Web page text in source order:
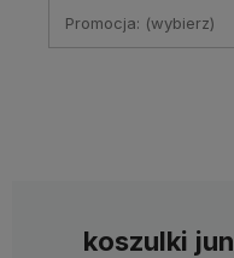
Promocja: (wybierz)
koszulki